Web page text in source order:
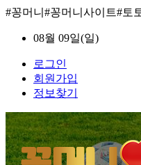
#꽁머니#꽁머니사이트#토
08월 09일(일)
로그인
회원가입
정보찾기